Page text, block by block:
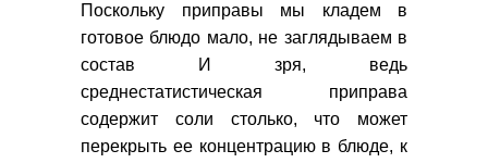
Поскольку приправы мы кладем в
готовое блюдо мало, не заглядываем в
состав И зря, ведь
среднестатистическая приправа
содержит соли столько, что может
перекрыть ее концентрацию в блюде, к